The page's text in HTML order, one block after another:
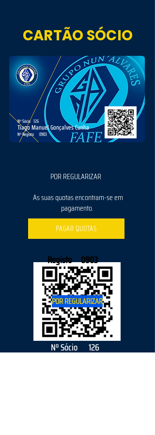
CARTÃO SÓCIO
126
Nº Sócio
Tiago Manuel Gonçalves Cunha
0903
Nº Registo
POR REGULARIZAR
As suas quotas encontram-se em
pagamento.
PAGAR QUOTAS
126
Nº Sócio
Registo 0903
POR REGULARIZAR